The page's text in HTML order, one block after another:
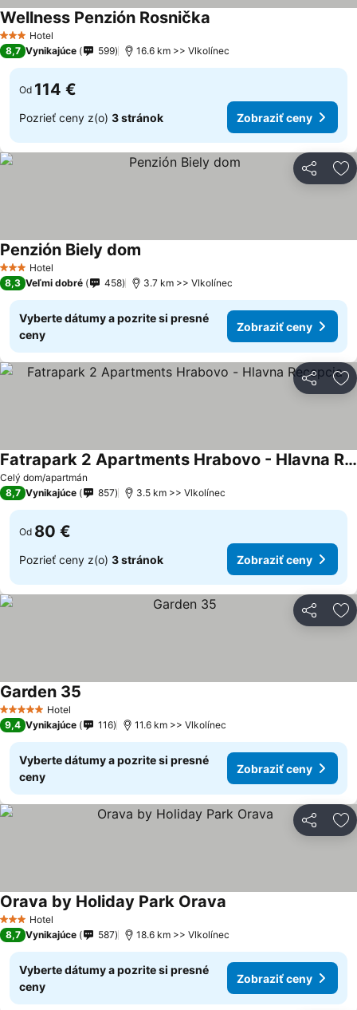
3 Počet hviezdičiek
Hotel
Wellness Penzión Rosnička
8,7 Vynikajúce 599 16.6 km >> Vlkolínec
Od 114 €
Pozrieť ceny z(o) 3 stránok Zobraziť ceny
Zdieľať
3 Počet hviezdičiek
Hotel
Penzión Biely dom
8,3 Veľmi dobré 458 3.7 km >> Vlkolínec
Vyberte dátumy a pozrite si presné
ceny
Zobraziť ceny
Zdieľať
Celý dom/apartmán
Fatrapark 2 Apartments Hrabovo - Hlavna Recepcia
8,7 Vynikajúce 857 3.5 km >> Vlkolínec
Od 80 €
Pozrieť ceny z(o) 3 stránok Zobraziť ceny
Zdieľať
5 Počet hviezdičiek
Hotel
Garden 35
9,4 Vynikajúce 116 11.6 km >> Vlkolínec
Vyberte dátumy a pozrite si presné
ceny
Zobraziť ceny
Zdieľať
3 Počet hviezdičiek
Hotel
Orava by Holiday Park Orava
8,7 Vynikajúce 587 18.6 km >> Vlkolínec
Vyberte dátumy a pozrite si presné
ceny
Zobraziť ceny